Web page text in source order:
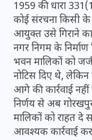
1959 की धारा
कोई संरचना किसी
आयुक्त उसे गिराने
नगर निगम के
भवन मालिकों को
नोटिस दिए थे, लेकिन
आगे की कार्रवाई नहीं
निर्णय से अब
मालिकों को राहत दे
आवश्यक कार्रवाई कर